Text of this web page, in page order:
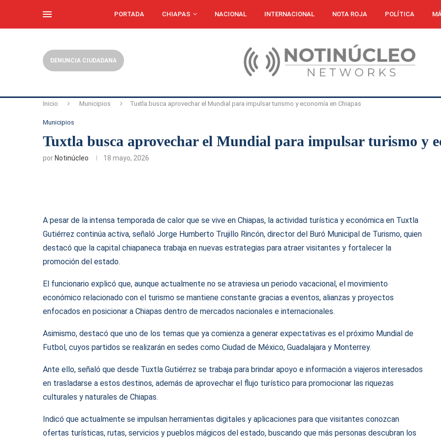
PORTADA CHIAPAS NACIONAL INTERNACIONAL NOTA ROJA POLÍTICA
DENUNCIA CIUDADANA
Inicio Municipios Tuxtla busca aprovechar el Mundial para impulsar turismo y economía en Chiapas
Municipios
Tuxtla busca aprovechar el Mundial para impulsar turismo y
por Notinúcleo 18 mayo, 2026
A pesar de la intensa temporada de calor que se vive en Chiapas, la actividad turística y económica en Tuxtla
Gutiérrez continúa activa, señaló Jorge Humberto Trujillo Rincón, director del Buró Municipal de Turismo, quien
destacó que la capital chiapaneca trabaja en nuevas estrategias para atraer visitantes y fortalecer la
promoción del estado.
El funcionario explicó que, aunque actualmente no se atraviesa un periodo vacacional, el movimiento
económico relacionado con el turismo se mantiene constante gracias a eventos, alianzas y proyectos
enfocados en posicionar a Chiapas dentro de mercados nacionales e internacionales.
Asimismo, destacó que uno de los temas que ya comienza a generar expectativas es el próximo Mundial de
Futbol, cuyos partidos se realizarán en sedes como Ciudad de México, Guadalajara y Monterrey.
Ante ello, señaló que desde Tuxtla Gutiérrez se trabaja para brindar apoyo e información a viajeros interesados
en trasladarse a estos destinos, además de aprovechar el flujo turístico para promocionar las riquezas
culturales y naturales de Chiapas.
Indicó que actualmente se impulsan herramientas digitales y aplicaciones para que visitantes conozcan
ofertas turísticas, rutas, servicios y pueblos mágicos del estado, buscando que más personas descubran los